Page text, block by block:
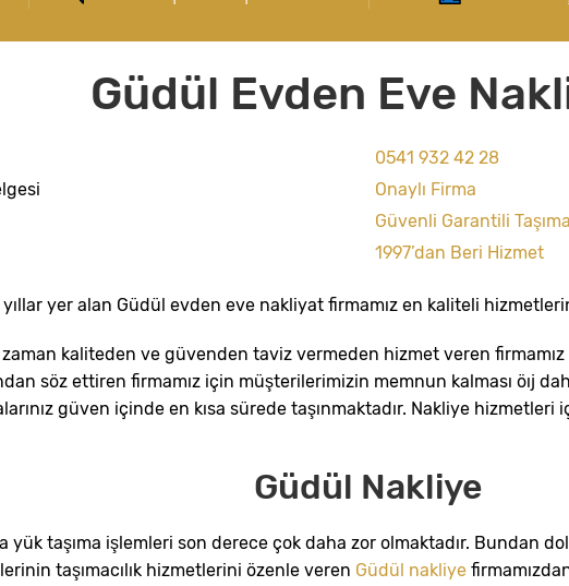
Güdül Evden Eve
0541 932 42 28
Onaylı Firma
Güvenli Garantili Taşıma
1997’dan Beri Hizmet
yer alan Güdül evden eve nakliyat firmamız en kaliteli
zaman kaliteden ve güvenden taviz vermeden hizmet veren
söz ettiren firmamız için müşterilerimizin memnun kalması öıj
güven içinde en kısa sürede taşınmaktadır. Nakliye
Güdül Nakliye
taşıma işlemleri son derece çok daha zor olmaktadır. Bundan
taşımacılık hizmetlerini özenle veren Güdül nakliye